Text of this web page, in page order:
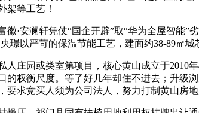
架等工艺！
安澜轩凭仗“国企开辟”取“华为全屋智能”
璟以严苛的保温节能工艺，建面约38-89㎡
庄园或类室第项目，核心黄山成立于2010年
的权衡尺度。等了好几年却住不进去；升级
要求竞买人须为公司法人，努力打制黄山房